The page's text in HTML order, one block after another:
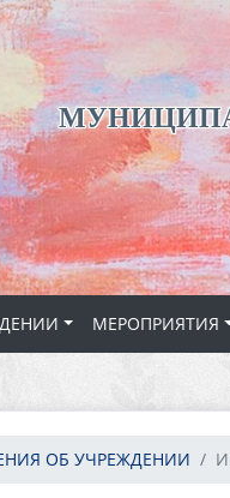
МЕРОПРИЯТИЯ
ОБ УЧРЕЖДЕНИИ